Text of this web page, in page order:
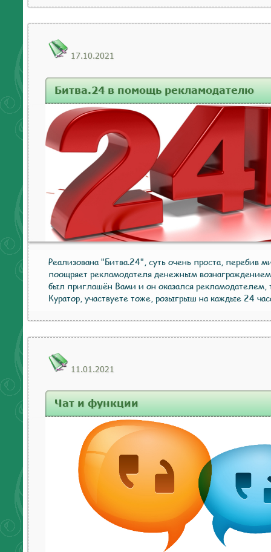
17.10.2021
Битва.24 в помощь рекламодателю
Реализована "Битва.24", суть очень проста, перебив
поощряет рекламодателя денежным
был приглашён Вами и он оказался рекламодателем,
Куратор, участвуете тоже, розыгрыш на каждые 24
11.01.2021
Чат и функции